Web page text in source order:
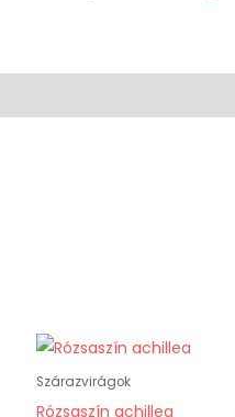
Szárazvirágok
Rózsaszín achillea